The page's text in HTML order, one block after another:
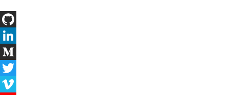
GitHub
LinkedIn
Medium
Twitter